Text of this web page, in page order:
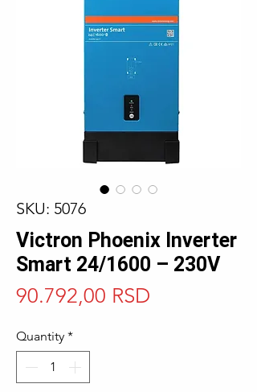
SKU: 5076
Victron Phoenix Inverter
Smart 24/1600 – 230V
90.792,00 RSD
Quantity *